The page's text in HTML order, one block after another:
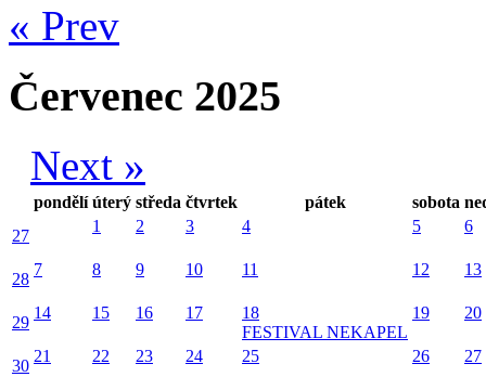
« Prev
Červenec 2025
Next »
pondělí úterý středa čtvrtek pátek sobota
27
1 2 3 4 5 6
28
7 8 9 10 11 12 13
29
14 15 16 17
18
FESTIVAL NEKAPEL
19 20
30
21 22 23 24 25 26 27